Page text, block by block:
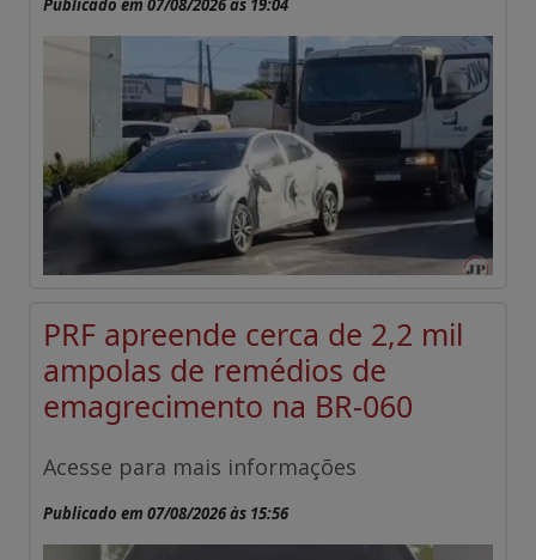
Publicado em 07/08/2026 às 19:04
PRF apreende cerca de 2,2 mil
ampolas de remédios de
emagrecimento na BR-060
Acesse para mais informações
Publicado em 07/08/2026 às 15:56